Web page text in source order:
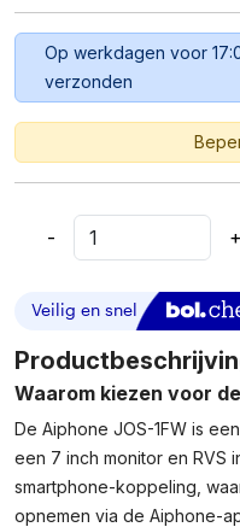
Op werkdagen voor
verzonden
-
Aiphone
1FW
Video
Intercom
7"
+
Smartphone
Aantal
+
Waarom kiezen voor
De Aiphone JOS-1FW is
een 7 inch monitor en RVS
smartphone-koppeling,
opnemen via de Aiphone-